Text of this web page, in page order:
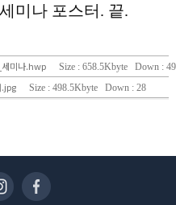
미나 포스터 . 끝.
세미나.hwp Size : 658.5Kbyte Down : 49
.jpg Size : 498.5Kbyte Down : 28